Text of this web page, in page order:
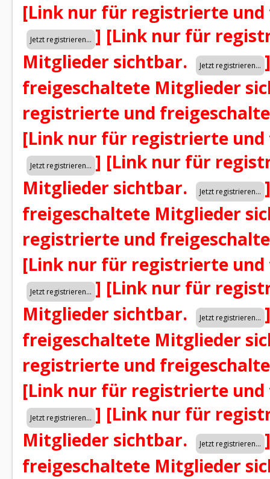
[Link nur für registrierte
] [Link nur für
Mitglieder sichtbar.
]
freigeschaltete Mitglieder
registrierte und
[Link nur für registrierte
] [Link nur für
Mitglieder sichtbar.
]
freigeschaltete Mitglieder
registrierte und
[Link nur für registrierte
] [Link nur für
Mitglieder sichtbar.
]
freigeschaltete Mitglieder
registrierte und
[Link nur für registrierte
] [Link nur für
Mitglieder sichtbar.
]
freigeschaltete Mitglieder